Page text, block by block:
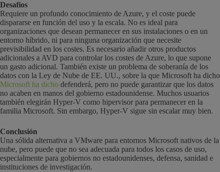
Desafíos
Requiere un profundo conocimiento de Azure, y el coste puede
dispararse en función del uso y la escala. No es ideal para
organizaciones que desean permanecer en sus instalaciones o en un
entorno híbrido, ni para ninguna organización que necesite
previsibilidad en los costes. Es necesario añadir otros productos
adicionales a AVD para controlar los costes de Azure, lo que supone
un gasto adicional. También existe un problema de soberanía de los
datos con la Ley de Nube de EE. UU., sobre la que Microsoft ha dicho
Microsoft ha dicho defenderá, pero no puede garantizar que los datos
no acaben en manos del gobierno estadounidense. Muchos usuarios
también elegirán Hyper-V como hipervisor para permanecer en la
familia Microsoft. Sin embargo, Hyper-V sigue sin escalar muy bien.
Conclusión
Una sólida alternativa a VMware para entornos Microsoft nativos de la
nube, pero puede que no sea adecuada para todos los casos de uso,
especialmente para gobiernos no estadounidenses, defensa, sanidad e
instituciones de investigación.